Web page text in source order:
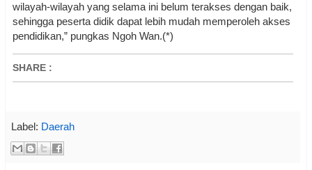
wilayah-wilayah yang selama ini belum terakses dengan baik,
sehingga peserta didik dapat lebih mudah memperoleh akses
pendidikan,” pungkas Ngoh Wan.(*)
SHARE :
Label: Daerah